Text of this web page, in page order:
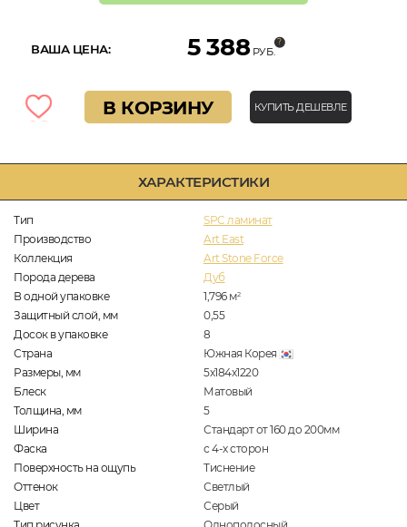
ХАРАКТЕРИСТИКИ
Тип
SPC ламинат
Производство
Art East
Коллекция
Art Stone Force
Порода дерева
Дуб
В одной упаковке
1,796 м2
Защитный слой, мм
0,55
Досок в упаковке
8
Страна
Южная Корея
Размеры, мм
5х184х1220
Блеск
Матовый
Толщина, мм
5
Ширина
Стандарт от 160 до 200мм
Фаска
с 4-х сторон
Поверхность на ощупь
Тиснение
Оттенок
Светлый
Цвет
Серый
ВАША ЦЕНА: 5 388 РУБ.
В КОРЗИНУ КУПИТЬ ДЕШЕВЛЕ